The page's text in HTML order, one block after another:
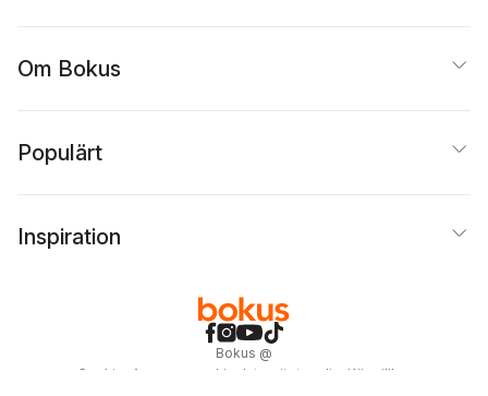
Om Bokus
Populärt
Inspiration
Bokus @
Cookies
Anpassa cookies Integritetspolicy Köpvillkor